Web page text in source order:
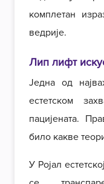
комплетан
ведрије.
Лип лифт
Једна од
естетском
пацијената.
било какве
У Ројал